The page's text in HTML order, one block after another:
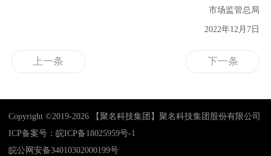
市场监管总局
2022年12月7日
上一条 下一条
Copyright ©2019-2026 【聚名科技集团】聚名科技集团股份有限公司
ICP备案号：皖ICP备18025959号-1
皖公网安备34010302000199号